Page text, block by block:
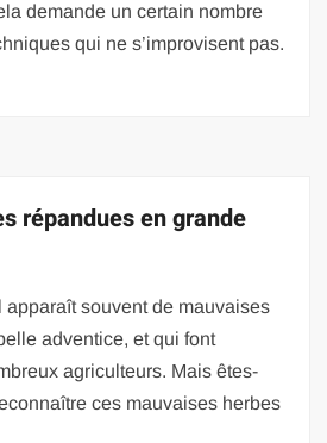
demande un certain nombre
qui ne s’improvisent pas.
répandues en grande
apparaît souvent de mauvaises
adventice, et qui font
agriculteurs. Mais êtes-
ces mauvaises herbes